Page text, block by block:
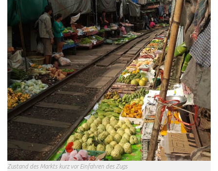
Zustand des Markts kurz vor Einfahren des Zugs